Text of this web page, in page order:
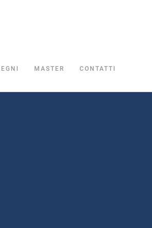
MASTER CONTATTI